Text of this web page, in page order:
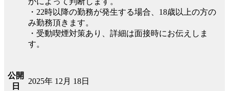
・22時以降の勤務が発生する場合、18歳以上の方の
み勤務頂きます。
・受動喫煙対策あり、詳細は面接時にお伝えしま
す。
公開
日
2025年 12月 18日